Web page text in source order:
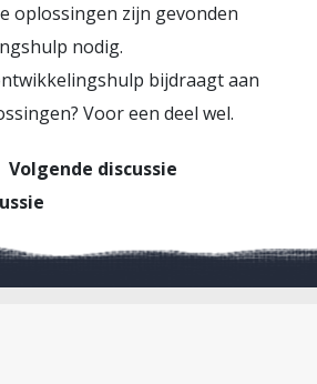
oplossingen zijn gevonden
nodig.
bijdraagt aan
Voor een deel wel.
Volgende discussie